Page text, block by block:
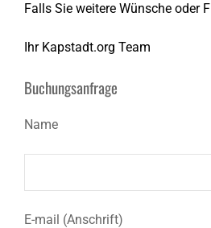
Falls Sie weitere Wünsche oder
Ihr Kapstadt.org Team
Buchungsanfrage
Name
E-mail (Anschrift)